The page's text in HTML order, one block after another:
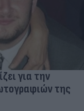
για την
της